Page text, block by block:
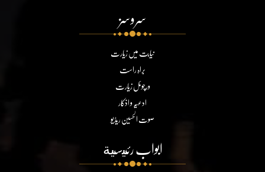
سروسز
نیابت میں زیارت
براہ راست
ورچوئل زیارت
ادعیہ و اذکار
صوت الحسین ریڈیو
ابواب رئيسية